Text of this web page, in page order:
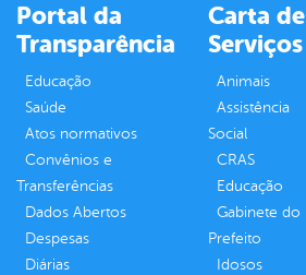
Portal da
Transparência
Educação
Saúde
Atos normativos
Convênios e
Transferências
Dados Abertos
Despesas
Diárias
Carta de
Serviços
Animais
Assistência
Social
CRAS
Educação
Gabinete do
Prefeito
Idosos